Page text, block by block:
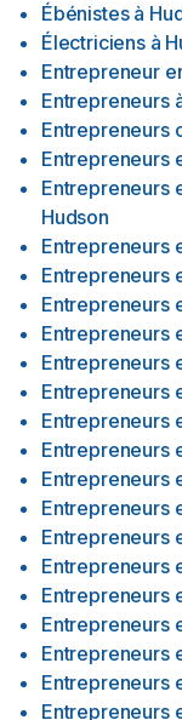
Ébénistes à
Électriciens à
Entrepreneur
Entrepreneurs
Entrepreneurs
Entrepreneurs
Entrepreneurs
Hudson
Entrepreneurs
Entrepreneurs
Entrepreneurs
Entrepreneurs
Entrepreneurs
Entrepreneurs
Entrepreneurs
Entrepreneurs
Entrepreneurs
Entrepreneurs
Entrepreneurs
Entrepreneurs
Entrepreneurs
Entrepreneurs
Entrepreneurs
Entrepreneurs
Entrepreneurs